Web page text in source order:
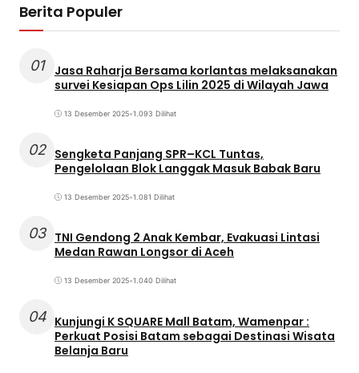
Berita Populer
01
Jasa Raharja Bersama korlantas melaksanakan
survei Kesiapan Ops Lilin 2025 di Wilayah Jawa
13 Desember 2025•1.093 Dilihat
02 Sengketa Panjang SPR–KCL Tuntas,
Pengelolaan Blok Langgak Masuk Babak Baru
13 Desember 2025•1.081 Dilihat
03 TNI Gendong 2 Anak Kembar, Evakuasi Lintasi
Medan Rawan Longsor di Aceh
13 Desember 2025•1.040 Dilihat
04 Kunjungi K SQUARE Mall Batam, Wamenpar :
Perkuat Posisi Batam sebagai Destinasi Wisata
Belanja Baru